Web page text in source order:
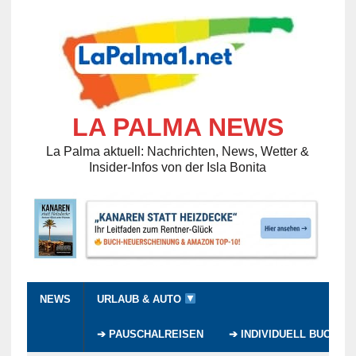
LA PALMA NEWS
La Palma aktuell: Nachrichten, News, Wetter &
Insider-Infos von der Isla Bonita
NEWS URLAUB & AUTO
➔ PAUSCHALREISEN ➔ INDIVIDUELL BUCHEN